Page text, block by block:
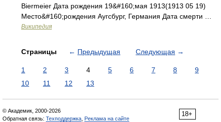
Biermeier Дата рождения 19&#160;мая 1913(1913 05 19)
Место&#160;рождения Аугсбург, Германия Дата смерти …
Википедия
Страницы ← Предыдущая Следующая →
1 2 3 4 5 6 7 8
9
10
11 12 13
18+
© Академик, 2000-2026
Обратная связь: Техподдержка Реклама на сайте